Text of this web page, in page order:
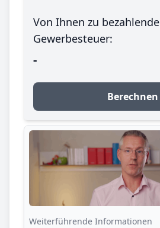
Von Ihnen zu bezahlende
Gewerbesteuer:
-
Berechnen
Weiterführende Informationen